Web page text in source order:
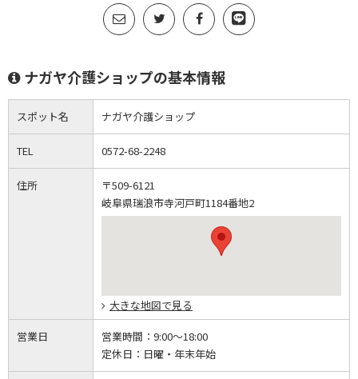
ナガヤ介護ショップの基本情報
スポット名 ナガヤ介護ショップ
TEL 0572-68-2248
住所
〒509-6121
岐阜県瑞浪市寺河戸町1184番地2
大きな地図で見る
営業日 営業時間： 9:00～18:00
定休日： 日曜・年末年始